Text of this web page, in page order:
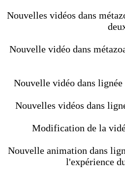
Nouvelles vidéos dans
Nouvelle vidéo dans
Nouvelle vidéo dans
Nouvelles vidéos dans
Modification de la
Nouvelle animation dans
l'expérience